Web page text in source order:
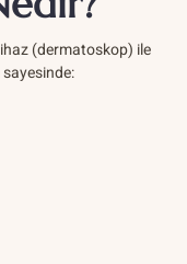
(dermatoskop) ile